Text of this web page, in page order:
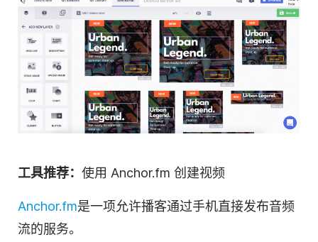
工具推荐： 使用 Anchor.fm 创建视频
Anchor.fm是一项允许播客通过手机直接发布音频
流的服务。